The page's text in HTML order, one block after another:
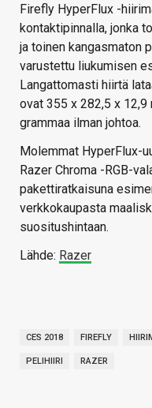
Firefly HyperFlux -
kontaktipinnalla, jonka
ja toinen kangasmaton
varustettu liukumisen
Langattomasti hiirtä
ovat 355 x 282,5 x
grammaa ilman johtoa.
Molemmat HyperFlux-
Razer Chroma -RGB-
pakettiratkaisuna
verkkokaupasta
suositushintaan.
Lähde: Razer
CES 2018 FIREFLY
PELIHIIRI RAZER